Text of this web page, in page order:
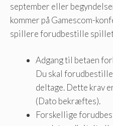
september eller
kommer på Gamescom-
spillere forudbestille
Adgang til betaen
Du skal
deltage. Dette krav
(Dato bekræftes).
Forskellige